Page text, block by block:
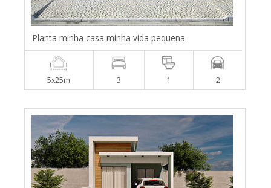
Planta minha casa minha vida pequena
5x25m 3 1 2